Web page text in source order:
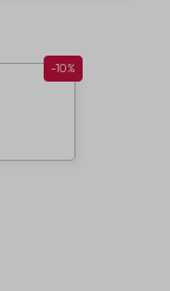
Rabatt 10%
-10%